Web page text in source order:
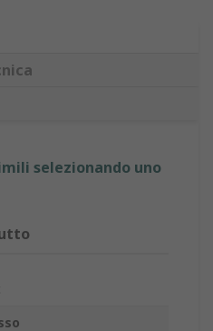
selezionando uno